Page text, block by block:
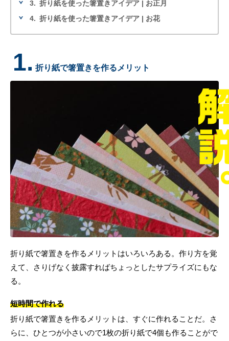
3. 折り紙を使った箸置きアイデア | お正月
4. 折り紙を使った箸置きアイデア | お花
1. 折り紙で箸置きを作るメリット
折り紙で箸置きを作るメリットはいろいろある。作り方を覚
えて、さりげなく披露すればちょっとしたサプライズにもな
る。
短時間で作れる
折り紙で箸置きを作るメリットは、すぐに作れることだ。さ
らに、ひとつが小さいので1枚の折り紙で4個も作ることがで